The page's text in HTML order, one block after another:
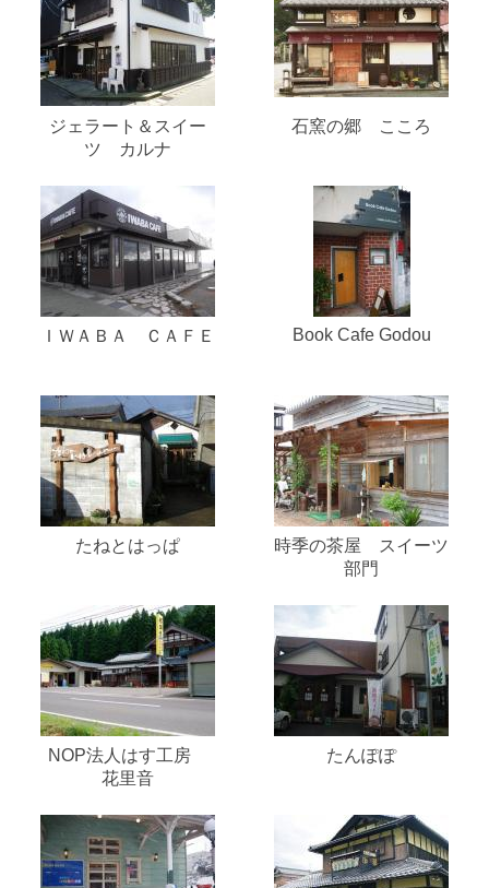
ジェラート＆スイー
ツ カルナ
石窯の郷 こころ
ＩＷＡＢＡ ＣＡＦＥ Book Cafe Godou
たねとはっぱ
時季の茶屋 スイーツ
部門
NOP法人はす工房
花里音
たんぽぽ